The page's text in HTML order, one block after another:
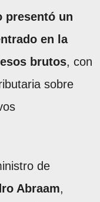
presentó un
en la
brutos, con
sobre
de
Abraam,